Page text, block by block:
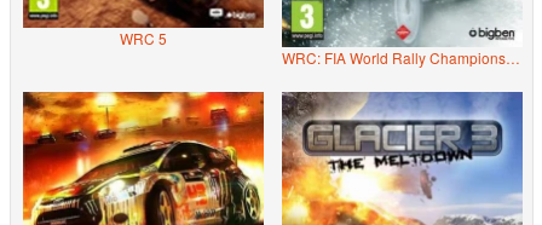
WRC 5
WRC: FIA World Rally Championship 4